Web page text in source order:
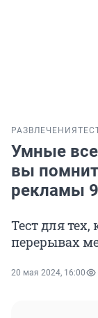
РАЗВЛЕЧЕНИЯ
Умные все
вы
рекламы
Тест для
перерывах
20 мая 2024, 16:00